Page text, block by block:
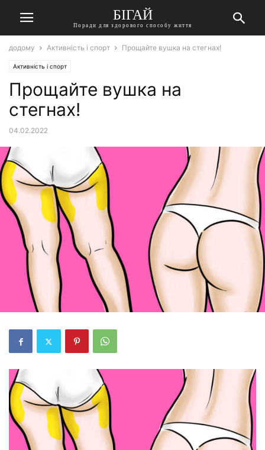
БІГАЙ
Поради для здорового способу життя
додому Активність і спорт Прощайте вушка на стегнах!
Активність і спорт
Прощайте вушка на
стегнах!
04.02.2022